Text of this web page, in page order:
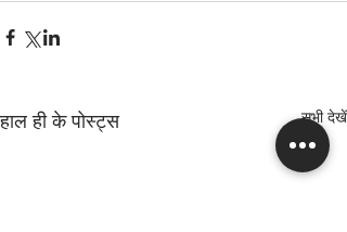
हाल ही के पोस्ट्स सभी देखें